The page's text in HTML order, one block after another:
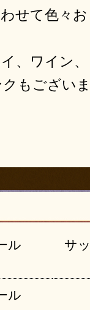
せて色々お
、ワイン、
もござい
ル サ
ル